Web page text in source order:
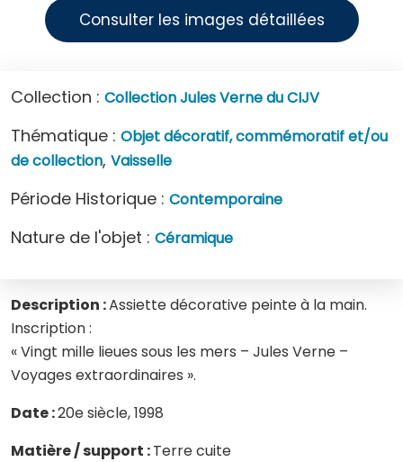
Consulter les images détaillées
Collection : Collection Jules Verne du CIJV
Thématique : Objet décoratif, commémoratif et/ou
de collection, Vaisselle
Période Historique : Contemporaine
Nature de l'objet : Céramique
Description :Assiette décorative peinte à la main.
Inscription :
« Vingt mille lieues sous les mers – Jules Verne –
Voyages extraordinaires ».
Date :20e siècle, 1998
Matière / support :Terre cuite